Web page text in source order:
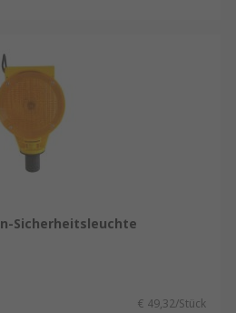
Sicherheitsleuchte
€ 49,32/Stück